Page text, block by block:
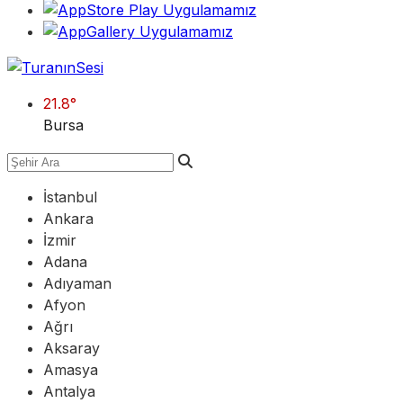
21.8°
Bursa
İstanbul
Ankara
İzmir
Adana
Adıyaman
Afyon
Ağrı
Aksaray
Amasya
Antalya